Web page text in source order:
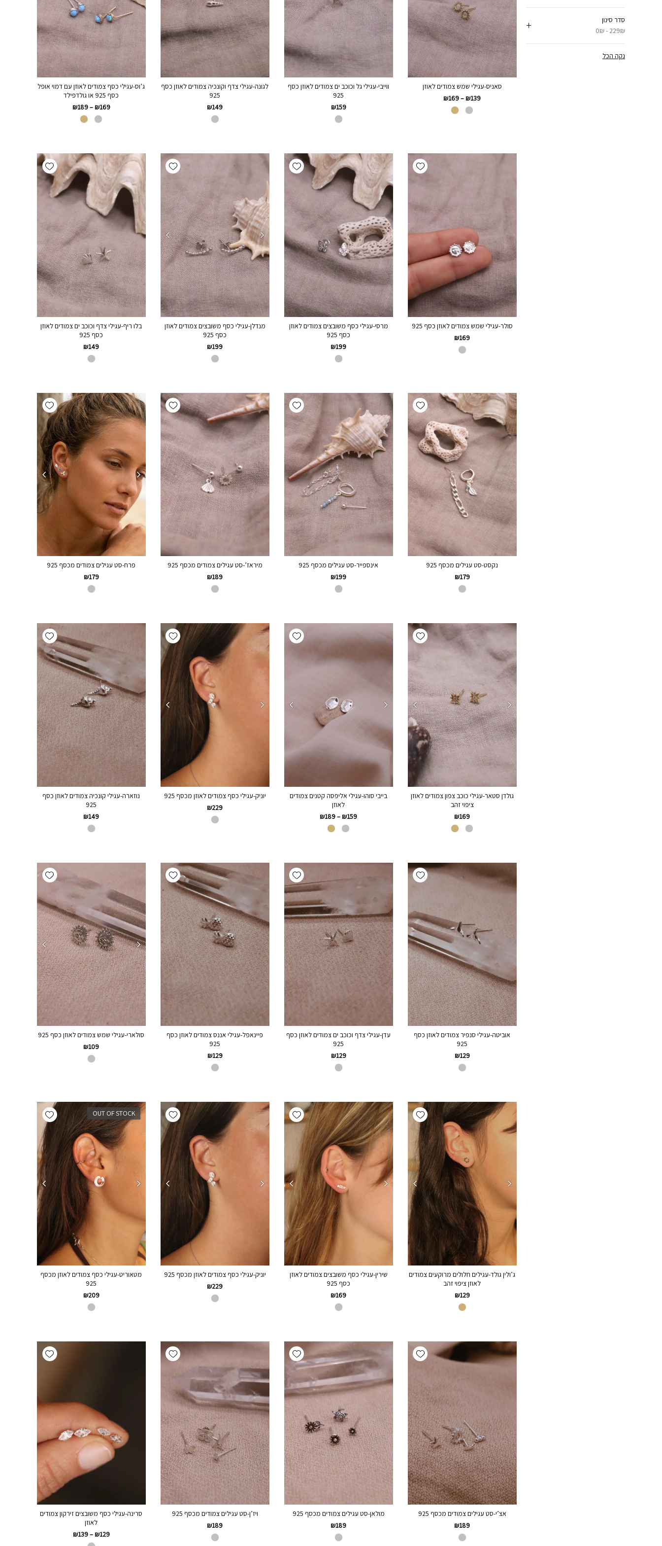
סדר סינון
0₪ - 229₪
נקה הכל
סאניס-עגילי שמש צמודים לאוזן
₪139
–
₪169
ווייבי-עגילי גל וכוכב ים צמודים לאוזן כסף
925
₪159
לגונה-עגילי צדף וקונכיה צמודים לאוזן כסף
925
₪149
ג’וס-עגילי כסף צמודים לאוזן עם דמוי אופל
כסף 925 או גולדפילד
₪169
–
₪189
Add wishlist
סולר-עגילי שמש צמודים לאוזן כסף 925
₪169
Add wishlist
מרסי-עגילי כסף משובצים צמודים לאוזן
כסף 925
₪199
Add wishlist
מנדלן-עגילי כסף משובצים צמודים לאוזן
כסף 925
₪199
Add wishlist
בלו ריף-עגילי צדף וכוכב ים צמודים לאוזן
כסף 925
₪149
Add wishlist
נקסט-סט עגילים מכסף 925
₪179
Add wishlist
אינספייר-סט עגילים מכסף 925
₪199
Add wishlist
מיראז’-סט עגילים צמודים מכסף 925
₪189
Add wishlist
פרח-סט עגילים צמודים מכסף 925
₪179
Add wishlist
גולדן סטאר-עגילי כוכב צפון צמודים לאוזן
ציפוי זהב
₪169
Add wishlist
בייבי סוהו-עגילי אליפסה קטנים צמודים
לאוזן
₪159
–
₪189
Add wishlist
יוניק-עגילי כסף צמודים לאוזן מכסף 925
₪229
Add wishlist
נוזארה-עגילי קונכיה צמודים לאוזן כסף
925
₪149
Add wishlist
אוביטה-עגילי סנפיר צמודים לאוזן כסף
925
₪129
Add wishlist
עדן-עגילי צדף וכוכב ים צמודים לאוזן כסף
925
₪129
Add wishlist
פיינאפל-עגילי אננס צמודים לאוזן כסף
925
₪129
Add wishlist
סולארי-עגילי שמש צמודים לאוזן כסף 925
₪109
Add wishlist
ג’ולין גולד-עגילים חלולים מרוקעים צמודים
לאוזן ציפוי זהב
₪129
Add wishlist
שירין-עגילי כסף משובצים צמודים לאוזן
כסף 925
₪169
Add wishlist
יוניק-עגילי כסף צמודים לאוזן מכסף 925
₪229
Add wishlist OUT OF STOCK
מטאוריט-עגילי כסף צמודים לאוזן מכסף
925
₪209
Add wishlist
אצ’י-סט עגילים צמודים מכסף 925
₪189
Add wishlist
מולאן-סט עגילים צמודים מכסף 925
₪189
Add wishlist
ויז’ן-סט עגילים צמודים מכסף 925
₪189
Add wishlist
סרינה-עגילי כסף משובצים זירקון צמודים
לאוזן
₪129
–
₪139